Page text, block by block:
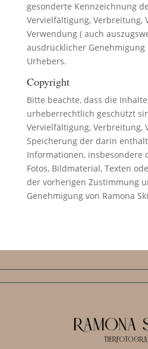
gesonderte Kennzeichnung
Vervielfältigung, Verbreitung,
Verwendung ( auch
ausdrücklicher
Urhebers.
Copyright
Bitte beachte, dass die
urheberrechtlich geschützt
Vervielfältigung, Verbreitung,
Speicherung der darin
Informationen, insbesondere
Fotos, Bildmaterial, Texten
der vorherigen Zustimmung
Genehmigung von Ramona